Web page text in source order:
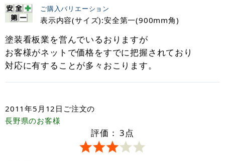
ご購入バリエーション
表示内容(サイズ):安全第一(900mm角)
塗装看板業を営んでいるおりますが
お客様がネットで価格をすでに把握されており
対応に有することが多々おこります。
2011年5月12日 ご注文の
長野県のお客様
評価： 3点